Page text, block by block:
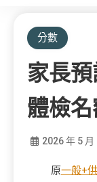
分數
家長
體檢
2026 年 5 月
原一般+